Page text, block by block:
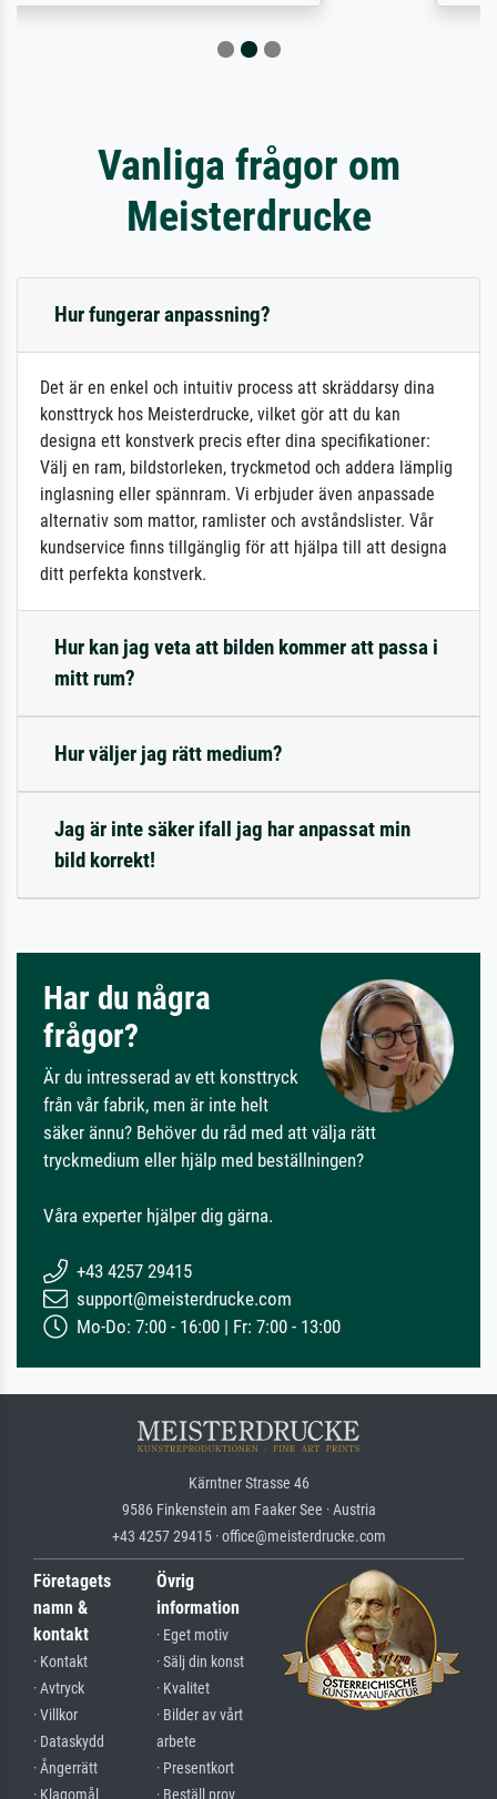
Vanliga frågor om
Meisterdrucke
Hur fungerar anpassning?
Det är en enkel och intuitiv process att skräddarsy dina
konsttryck hos Meisterdrucke, vilket gör att du kan
designa ett konstverk precis efter dina specifikationer:
Välj en ram, bildstorleken, tryckmetod och addera lämplig
inglasning eller spännram. Vi erbjuder även anpassade
alternativ som mattor, ramlister och avståndslister. Vår
kundservice finns tillgänglig för att hjälpa till att designa
ditt perfekta konstverk.
Hur kan jag veta att bilden kommer att passa i
mitt rum?
Hur väljer jag rätt medium?
Jag är inte säker ifall jag har anpassat min
bild korrekt!
Har du några
frågor?
Är du intresserad av ett konsttryck
från vår fabrik, men är inte helt
säker ännu? Behöver du råd med att välja rätt
tryckmedium eller hjälp med beställningen?
Våra experter hjälper dig gärna.
+43 4257 29415
support@meisterdrucke.com
Mo-Do: 7:00 - 16:00 | Fr: 7:00 - 13:00
Kärntner Strasse 46
9586 Finkenstein am Faaker See · Austria
+43 4257 29415 · office@meisterdrucke.com
Företagets
namn &
kontakt
· Kontakt
· Avtryck
· Villkor
· Dataskydd
· Ångerrätt
· Klagomål
Övrig
information
· Eget motiv
· Sälj din konst
· Kvalitet
· Bilder av vårt
arbete
· Presentkort
· Beställ prov